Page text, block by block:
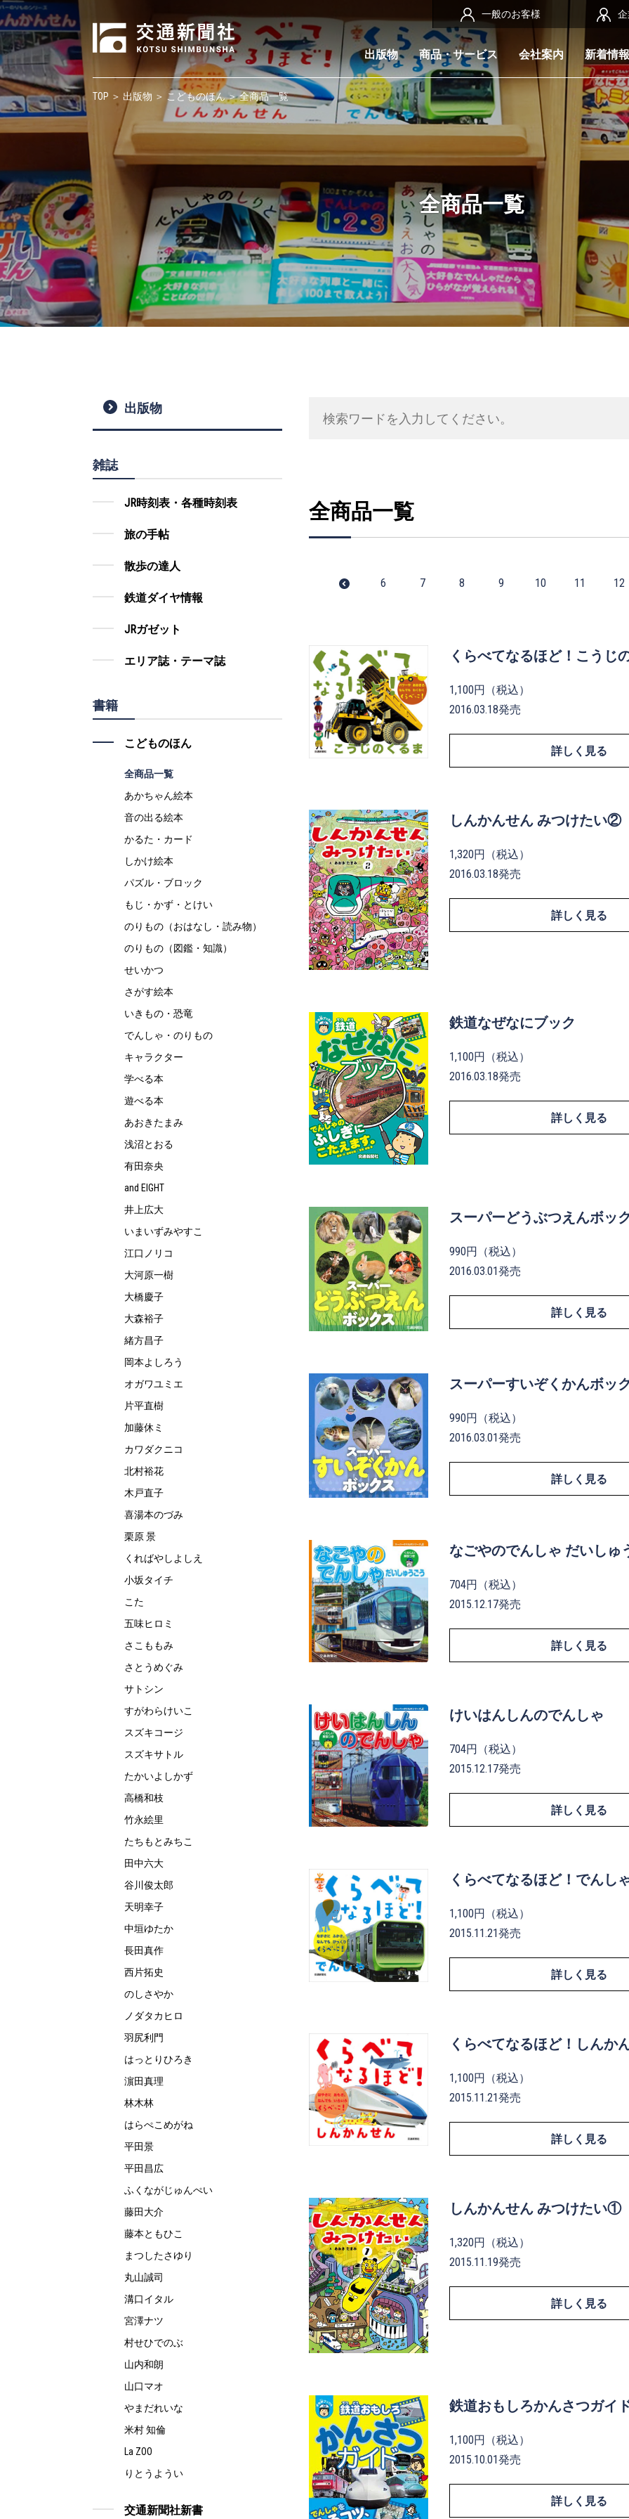
出版物 商品・サービス 会社案内 新着情報
一般のお客様
TOP ＞ 出版物 ＞ こどものほん＞ 全商品一覧
全商品一覧
出版物
雑誌
JR時刻表・各種時刻表
旅の手帖
散歩の達人
鉄道ダイヤ情報
JRガゼット
エリア誌・テーマ誌
書籍
こどものほん
全商品一覧
あかちゃん絵本
音の出る絵本
かるた・カード
しかけ絵本
パズル・ブロック
もじ・かず・とけい
のりもの（おはなし・読み物）
のりもの（図鑑・知識）
せいかつ
さがす絵本
いきもの・恐竜
でんしゃ・のりもの
キャラクター
学べる本
遊べる本
あおきたまみ
浅沼とおる
有田奈央
and EIGHT
井上広大
いまいずみやすこ
江口ノリコ
大河原一樹
大橋慶子
大森裕子
緒方昌子
岡本よしろう
オガワユミエ
片平直樹
加藤休ミ
カワダクニコ
北村裕花
木戸直子
喜湯本のづみ
栗原 景
くればやしよしえ
小坂タイチ
こた
五味ヒロミ
さこももみ
さとうめぐみ
サトシン
すがわらけいこ
スズキコージ
スズキサトル
たかいよしかず
高橋和枝
竹永絵里
たちもとみちこ
田中六大
谷川俊太郎
天明幸子
中垣ゆたか
長田真作
西片拓史
のしさやか
ノダタカヒロ
羽尻利門
はっとりひろき
濵田真理
林木林
はらぺこめがね
平田景
平田昌広
ふくながじゅんぺい
藤田大介
藤本ともひこ
まつしたさゆり
丸山誠司
溝口イタル
宮澤ナツ
村せひでのぶ
山内和朗
山口マオ
やまだれいな
米村 知倫
La ZOO
りとうようい
交通新聞社新書
全商品一覧
6 7 8 9 10 11 12
くらべてなるほど！こうじ
1,100円（税込）
2016.03.18発売
詳しく見る
しんかんせん みつけたい②
1,320円（税込）
2016.03.18発売
詳しく見る
鉄道なぜなにブック
1,100円（税込）
2016.03.18発売
詳しく見る
スーパーどうぶつえんボッ
990円（税込）
2016.03.01発売
詳しく見る
スーパーすいぞくかんボッ
990円（税込）
2016.03.01発売
詳しく見る
なごやのでんしゃ だいしゅ
704円（税込）
2015.12.17発売
詳しく見る
けいはんしんのでんしゃ
704円（税込）
2015.12.17発売
詳しく見る
くらべてなるほど！でんし
1,100円（税込）
2015.11.21発売
詳しく見る
くらべてなるほど！しんか
1,100円（税込）
2015.11.21発売
詳しく見る
しんかんせん みつけたい①
1,320円（税込）
2015.11.19発売
詳しく見る
鉄道おもしろかんさつガイ
1,100円（税込）
2015.10.01発売
詳しく見る